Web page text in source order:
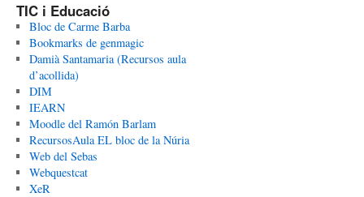
TIC i Educació
Bloc de Carme Barba
Bookmarks de genmagic
Damià Santamaria (Recursos aula
d’acollida)
DIM
IEARN
Moodle del Ramón Barlam
RecursosAula EL bloc de la Núria
Web del Sebas
Webquestcat
XeR